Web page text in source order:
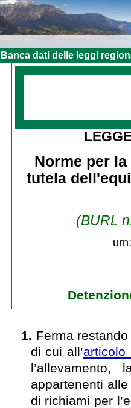
Banca dati delle leggi
Norme per
tutela
(BURL
1. Ferma
di cui all’articolo
appartenenti
di richiami per